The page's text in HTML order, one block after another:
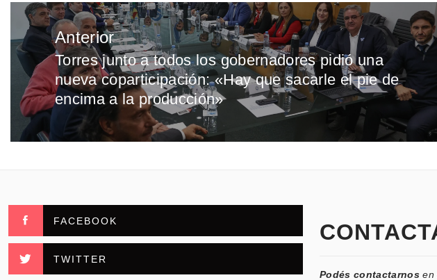
Navegación
de
entradas
Anterior
Entrada
anterior:
Torres junto a todos los gobernadores pidió una
nueva coparticipación: «Hay que sacarle el pie de
encima a la producción»
FACEBOOK
TWITTER
Podés contactarnos en